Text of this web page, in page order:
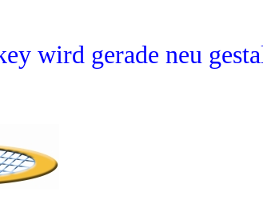
wird gerade neu